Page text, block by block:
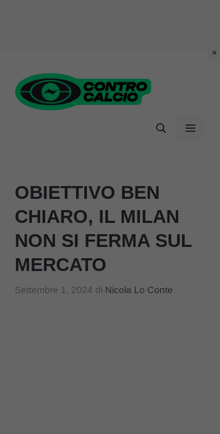
contenuto
Menu
OBIETTIVO BEN
CHIARO, IL MILAN
NON SI FERMA SUL
MERCATO
Settembre 1, 2024 di Nicola Lo Conte